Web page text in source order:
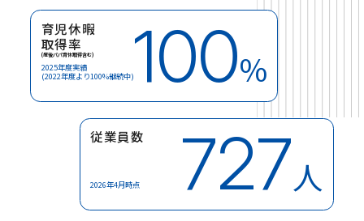
育児休暇
取得率
(産後パパ育休取得含む) 100%
2025年度実績
(2022年度より100%継続中)
従業員数 727人
2026年4月時点